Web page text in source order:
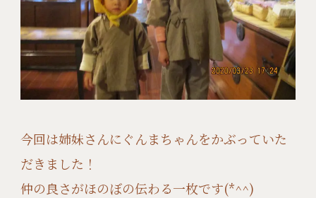
今回は姉妹さんにぐんまちゃんをかぶっていた
だきました！
仲の良さがほのぼの伝わる一枚です(*^^)